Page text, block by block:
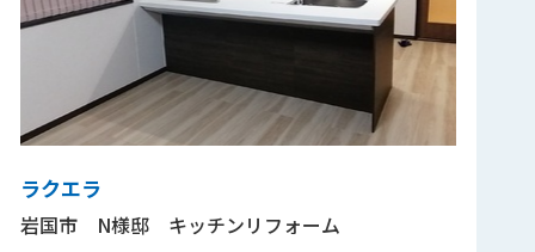
ラクエラ
岩国市 N様邸 キッチンリフォーム